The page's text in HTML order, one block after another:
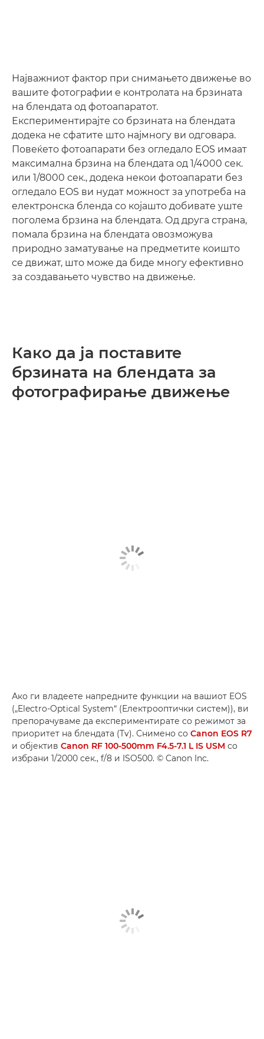
Најважниот фактор при снимањето движење во
вашите фотографии е контролата на брзината
на блендата од фотоапаратот.
Експериментирајте со брзината на блендата
додека не сфатите што најмногу ви одговара.
Повеќето фотоапарати без огледало EOS имаат
максимална брзина на блендата од 1/4000 сек.
или 1/8000 сек., додека некои фотоапарати без
огледало EOS ви нудат можност за употреба на
електронска бленда со којашто добивате уште
поголема брзина на блендата. Од друга страна,
помала брзина на блендата овозможува
природно заматување на предметите коишто
се движат, што може да биде многу ефективно
за создавањето чувство на движење.
Како да ја поставите
брзината на блендата за
фотографирање движење
Ако ги владеете напредните функции на вашиот EOS
(„Electro-Optical System“ (Електрооптички систем)), ви
препорачуваме да експериментирате со режимот за
приоритет на блендата (Tv). Снимено со Canon EOS R7
и објектив Canon RF 100-500mm F4.5-7.1 L IS USM со
избрани 1/2000 сек., f/8 и ISO500. © Canon Inc.